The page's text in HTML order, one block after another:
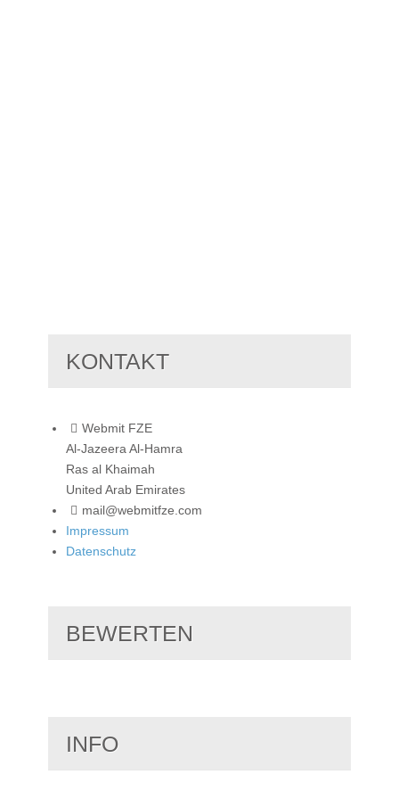
KONTAKT
Webmit FZE
Al-Jazeera Al-Hamra
Ras al Khaimah
United Arab Emirates
mail@webmitfze.com
Impressum
Datenschutz
BEWERTEN
INFO